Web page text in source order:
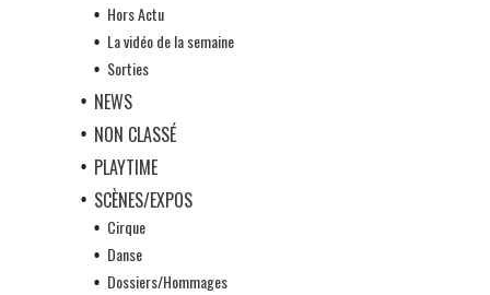
Hors Actu
La vidéo de la semaine
Sorties
NEWS
NON CLASSÉ
PLAYTIME
SCÈNES/EXPOS
Cirque
Danse
Dossiers/Hommages